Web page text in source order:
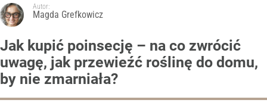
Autor:
Magda Grefkowicz
Jak kupić poinsecję – na co zwrócić
uwagę, jak przewieźć roślinę do domu,
by nie zmarniała?